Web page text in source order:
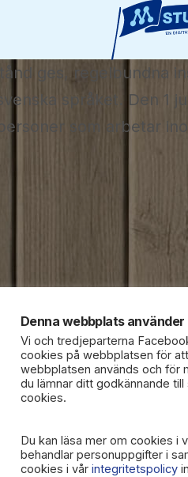
ges, regelbundna
språket. Den 1
som arbetar
Denna webbplats använder
Vi och tredjeparterna
cookies på webbplatsen för
webbplatsen används och för
du lämnar ditt godkännande till
cookies.
Du kan läsa mer om cookies i
behandlar personuppgifter i
cookies i vår integritetspolicy